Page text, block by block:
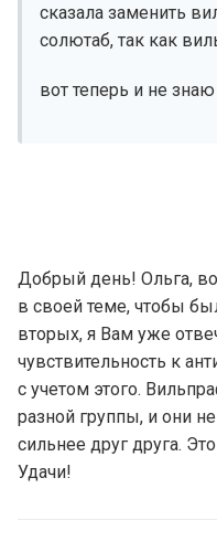
сказала заменить
солютаб, так как
вот теперь и не знаю
Добрый день! Ольга,
в своей теме, чтобы
вторых, я Вам уже
чувствительность к
с учетом этого.
разной группы, и они
сильнее друг друга.
Удачи!